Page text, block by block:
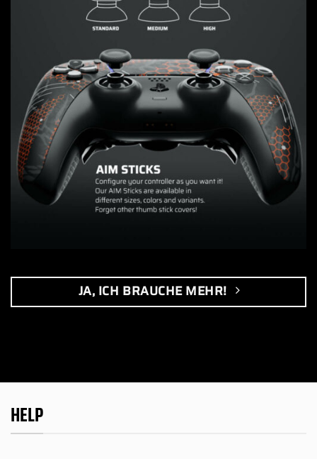
JA, ICH BRAUCHE MEHR!
HELP